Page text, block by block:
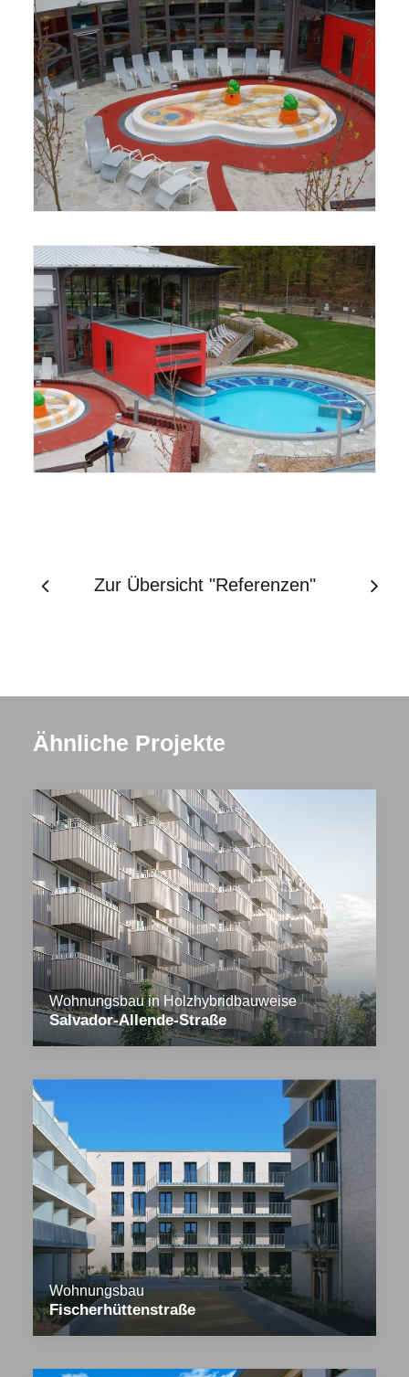
Zur Übersicht "Referenzen"
Ähnliche Projekte
Wohnungsbau in Holzhybridbauweise
Salvador-Allende-Straße
Wohnungsbau
Fischerhüttenstraße